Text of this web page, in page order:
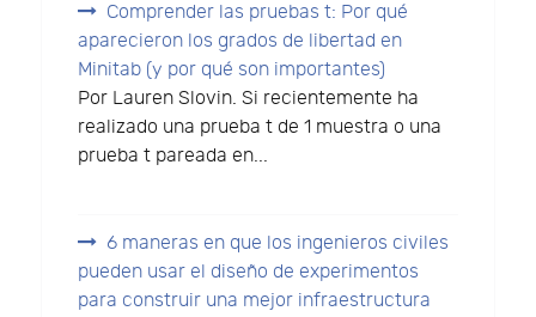
Comprender las pruebas t: Por qué
aparecieron los grados de libertad en
Minitab (y por qué son importantes)
Por Lauren Slovin. Si recientemente ha
realizado una prueba t de 1 muestra o una
prueba t pareada en...
6 maneras en que los ingenieros civiles
pueden usar el diseño de experimentos
para construir una mejor infraestructura